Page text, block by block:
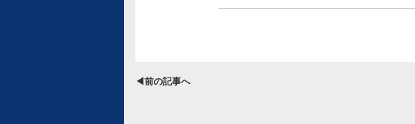
◀前の記事へ